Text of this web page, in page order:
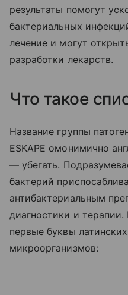
результаты помогут
бактериальных
лечение и могут
разработки лекарств.
Что такое
Название группы
ESKAPE омонимично
— убегать.
бактерий
антибактериальным
диагностики и
первые буквы
микроорганизмов: